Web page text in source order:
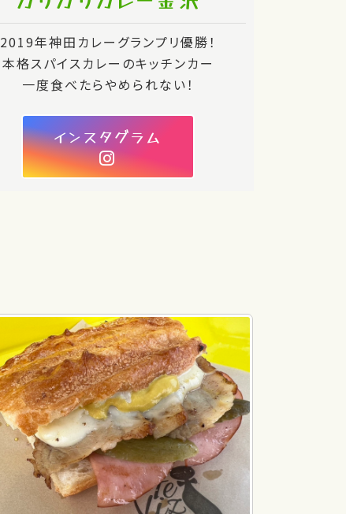
2019年神田カレーグランプリ優勝！
本格スパイスカレーのキッチンカー
一度食べたらやめられない！
インスタグラム